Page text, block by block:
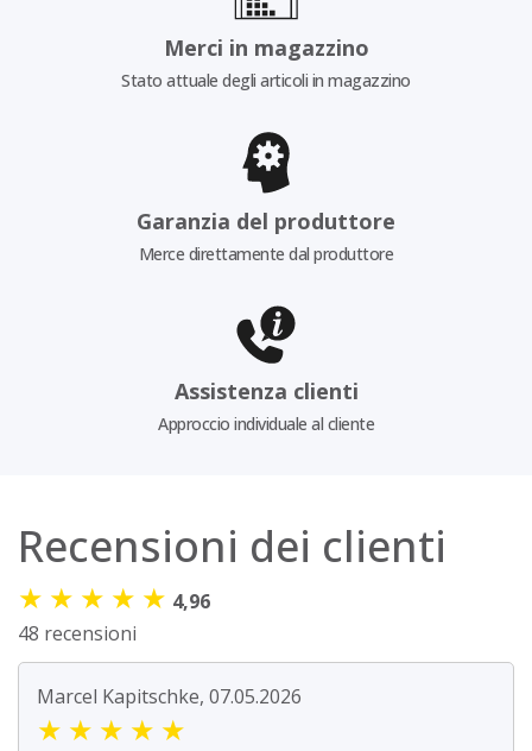
Merci in magazzino
Stato attuale degli articoli in magazzino
Garanzia del produttore
Merce direttamente dal produttore
Assistenza clienti
Approccio individuale al cliente
Recensioni dei clienti
★ ★ ★ ★ ★ 4,96
48 recensioni
Marcel Kapitschke, 07.05.2026
★ ★ ★ ★ ★